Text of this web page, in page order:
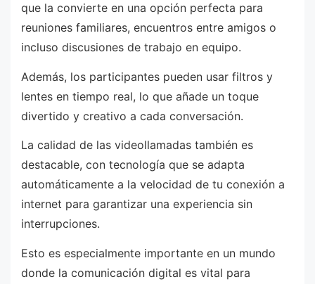
que la convierte en una opción perfecta para
reuniones familiares, encuentros entre amigos o
incluso discusiones de trabajo en equipo.
Además, los participantes pueden usar filtros y
lentes en tiempo real, lo que añade un toque
divertido y creativo a cada conversación.
La calidad de las videollamadas también es
destacable, con tecnología que se adapta
automáticamente a la velocidad de tu conexión a
internet para garantizar una experiencia sin
interrupciones.
Esto es especialmente importante en un mundo
donde la comunicación digital es vital para